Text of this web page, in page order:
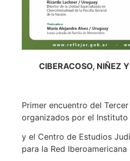
CIBERACOSO, NIÑEZ
Primer encuentro del
organizados por el Instituto
y el Centro de Estudios
para la Red Iberoamericana